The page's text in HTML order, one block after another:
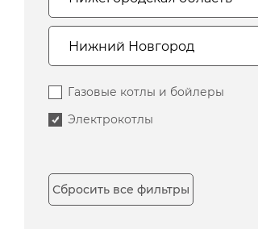
Газовые котлы и бойлеры
Электрокотлы
Сбросить все фильтры